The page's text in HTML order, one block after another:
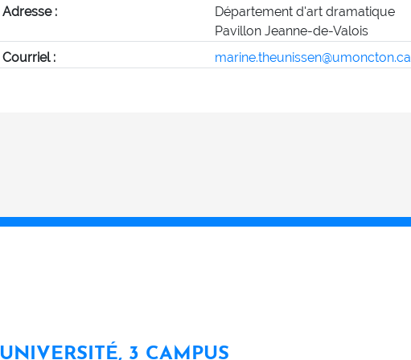
Adresse :
Département d'art dramatique
Pavillon Jeanne-de-Valois
Courriel :
marine.theunissen@umoncton.ca
3 CAMPUS